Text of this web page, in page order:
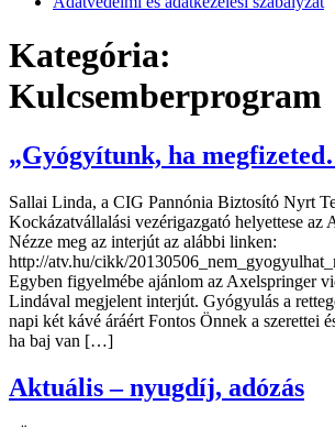
Kategória:
Kulcsemberprogram
„Gyógyítunk, ha
Sallai Linda, a CIG Pannónia Biztosító Nyrt
Kockázatvállalási vezérigazgató helyettese az
Nézze meg az interjút az alábbi linken:
http://atv.hu/cikk/
Egyben figyelmébe ajánlom az Axelspringer
Lindával megjelent interjút. Gyógyulás a
napi két kávé áráért Fontos Önnek a szerettei
ha baj van […]
Aktuális – nyugdíj, adózás